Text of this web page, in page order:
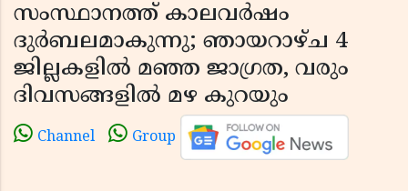
സംസ്ഥാനത്ത് കാലവർഷം
ദുർബലമാകുന്നു; ഞായറാഴ്ച 4
ജില്ലകളിൽ മഞ്ഞ ജാഗ്രത, വരും
ദിവസങ്ങളിൽ മഴ കുറയും
Channel Group